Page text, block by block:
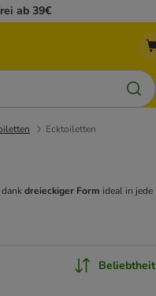
ab 39€
Ecktoiletten
dreieckiger Form ideal in jede
Beliebtheit